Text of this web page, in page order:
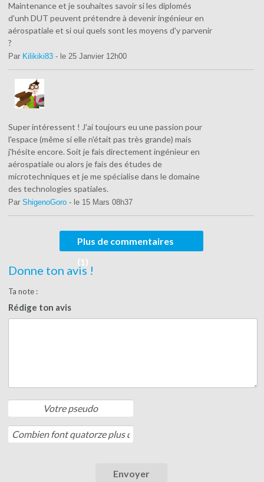
Maintenance et je souhaites savoir si les diplomés
d'unh DUT peuvent prétendre à devenir ingénieur en
aérospatiale et si oui quels sont les moyens d'y parvenir
?
Par Kilikiki83 - le 25 Janvier 12h00
Super intéressent ! J'ai toujours eu une passion pour
l'espace (même si elle n'était pas très grande) mais
j'hésite encore. Soit je fais directement ingénieur en
aérospatiale ou alors je fais des études de
microtechniques et je me spécialise dans le domaine
des technologies spatiales.
Par ShigenoGoro - le 15 Mars 08h37
Plus de commentaires
(1)
Donne ton avis !
Ta note :
Rédige ton avis